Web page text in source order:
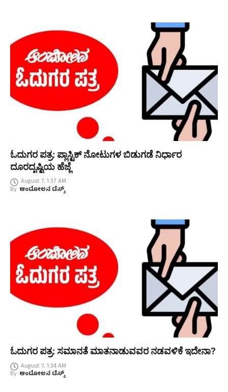
ಓದುಗರ ಪತ್ರ: ಪ್ಲಾಸ್ಟಿಕ್ ನೋಟುಗಳ ಬಿಡುಗಡೆ ನಿರ್ಧಾರ
ದೂರದೃಷ್ಟಿಯ ಹೆಜ್ಜೆ
August 7, 1:37 AM
By ಆಂದೋಲನ ಡೆಸ್ಕ್
ಓದುಗರ ಪತ್ರ: ಸಮಾನತೆ ಮಾತನಾಡುವವರ ನಡವಳಿಕೆ ಇದೇನಾ?
August 7, 1:34 AM
By ಆಂದೋಲನ ಡೆಸ್ಕ್